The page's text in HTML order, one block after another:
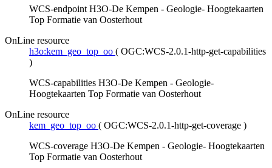
WCS-endpoint H3O-De Kempen - Geologie- Hoogtekaarten
Top Formatie van Oosterhout
OnLine resource
h3o:kem_geo_top_oo ( OGC:WCS-2.0.1-http-get-capabilities
)
WCS-capabilities H3O-De Kempen - Geologie-
Hoogtekaarten Top Formatie van Oosterhout
OnLine resource
kem_geo_top_oo ( OGC:WCS-2.0.1-http-get-coverage )
WCS-coverage H3O-De Kempen - Geologie- Hoogtekaarten
Top Formatie van Oosterhout